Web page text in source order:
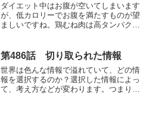
ダイエット中はお腹が空いてしまいます
が、低カロリーでお腹を満たすものが望
ましいですね。鶏むね肉は高タンパクで
も重宝する逸品です
第486話 切り取られた情報
世界は色んな情報で溢れていて、どの情
報を選択するのか？選択した情報によっ
て、考え方などが変わります。つまり、